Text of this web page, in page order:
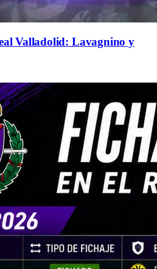
Valladolid: Lavagnino y